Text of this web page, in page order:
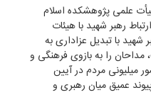
علمی پژوهشکده اسلام
رهبر شهید با هیئات
با تبدیل عزاداری به
را به بازوی فرهنگی و
میلیونی مردم در آیین
عمیق میان رهبری و